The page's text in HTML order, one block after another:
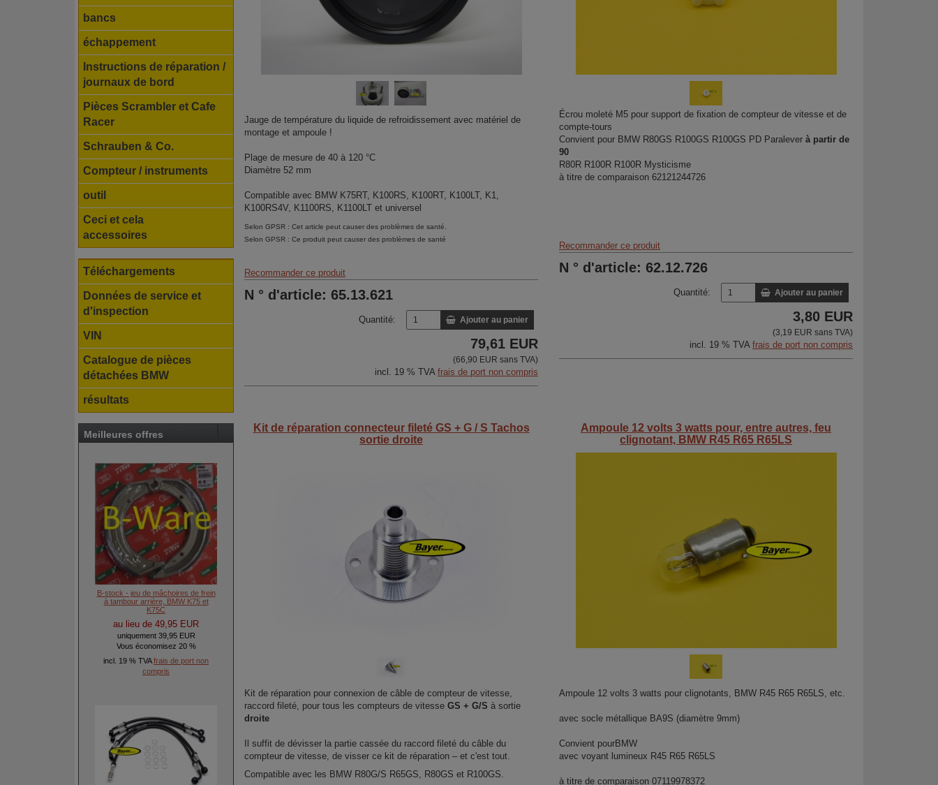
bancs
échappement
Instructions de réparation /
journaux de bord
Pièces Scrambler et Cafe
Racer
Schrauben & Co.
Compteur / instruments
outil
Ceci et cela
accessoires
Téléchargements
Données de service et
d'inspection
VIN
Catalogue de pièces
détachées BMW
résultats
Meilleures offres
B-stock - jeu de mâchoires de frein
à tambour arrière, BMW K75 et
K75C
au lieu de 49,95 EUR
uniquement 39,95 EUR
Vous économisez 20 %
incl. 19 % TVAfrais de port non
compris
Jauge de température du liquide de refroidissement avec matériel de
montage et ampoule !
Plage de mesure de 40 à 120 °C
Diamètre 52 mm
Compatible avec BMW K75RT, K100RS, K100RT, K100LT, K1,
K100RS4V, K1100RS, K1100LT et universel
Selon GPSR : Cet article peut causer des problèmes de santé.
Selon GPSR : Ce produit peut causer des problèmes de santé
Recommander ce produit
N ° d'article: 65.13.621
Quantité: Ajouter au panier
79,61 EUR
(66,90 EUR sans TVA)
incl. 19 % TVA frais de port non compris
Écrou moleté M5 pour support de fixation de compteur de vitesse et de
compte-tours
Convient pour BMW R80GS R100GS R100GS PD Paralever à partir de
90
R80R R100R R100R Mysticisme
à titre de comparaison 62121244726
Recommander ce produit
N ° d'article: 62.12.726
Quantité: Ajouter au panier
3,80 EUR
(3,19 EUR sans TVA)
incl. 19 % TVA frais de port non compris
Kit de réparation connecteur fileté GS + G / S Tachos
sortie droite
Kit de réparation pour connexion de câble de compteur de vitesse,
raccord fileté, pour tous les compteurs de vitesse GS + G/S à sortie
droite
Il suffit de dévisser la partie cassée du raccord fileté du câble du
compteur de vitesse, de visser ce kit de réparation – et c'est tout.
Compatible avec les BMW R80G/S R65GS, R80GS et R100GS.
Ampoule 12 volts 3 watts pour, entre autres, feu
clignotant, BMW R45 R65 R65LS
Ampoule 12 volts 3 watts pour clignotants, BMW R45 R65 R65LS, etc.
avec socle métallique BA9S (diamètre 9mm)
Convient pourBMW
avec voyant lumineux R45 R65 R65LS
à titre de comparaison 07119978372